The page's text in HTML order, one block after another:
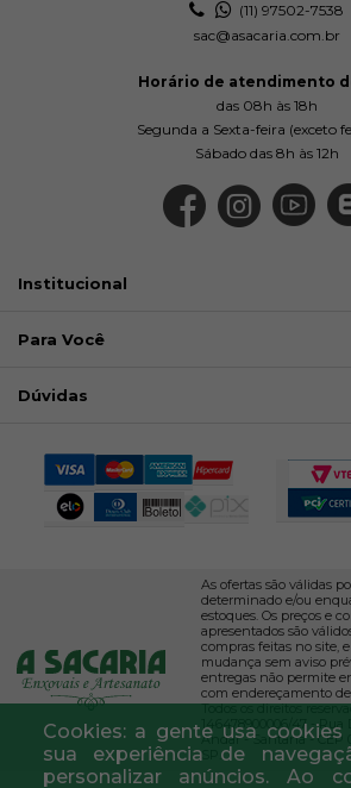
Cookies: a gente usa cookies
sua experiência de
personalizar anúncios. Ao
(11) 97502-7538
sac@asacaria.com.br
Horário de atendimento
das 08h às 18h
Segunda a Sexta-feira (exceto
Sábado das 8h às 12h
Institucional
Para Você
Dúvidas
As ofertas são válidas
determinado e/ou
estoques. Os preços e
apresentados são
compras feitas no site,
mudança sem aviso
entregas não permite
com endereçamento de
Todos os direitos
146478900006/47 - Rua
Andar - Santana - CEP
SP.